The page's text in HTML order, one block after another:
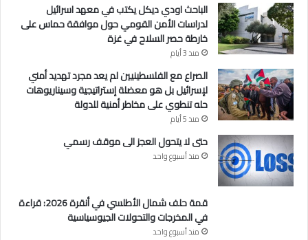
الباحث اودي ديكل يكتب في معهد اسرائيل
لدراسات الأمن القومي حول موافقة حماس على
خارطة حصر السلاح في غزة
منذ 3 أيام
الصراع مع الفلسطينيين لم يعد مجرد تهديد أمني
لإسرائيل بل هو معضلة إستراتيجية وسيناريوهات
حله تنطوي على مخاطر أمنية للدولة
منذ 5 أيام
حتى لا يتحول العجز الى موقف رسمي
منذ أسبوع واحد
قمة حلف شمال الأطلسي في أنقرة 2026: قراءة
في المخرجات والتحولات الجيوسياسية
منذ أسبوع واحد